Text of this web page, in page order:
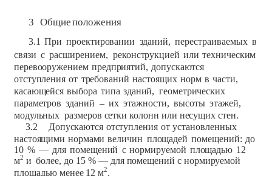
3 Общиеположения
3.1 При проектировании зданий, перестраиваемых в
связи с расширением, реконструкцией или техническим
перевооружением предприятий, допускаются
отступления от требований настоящих норм в части,
касающейся выбора типа зданий, геометрических
параметров зданий – их этажности, высоты этажей,
модульных размеров сетки колонн или несущих стен.
3.2
Допускаются отступления от установленных
настоящими нормами величин площадей помещений: до
10 % — для помещений с нормируемой площадью 12
м2 и более, до 15 % — для помещений снормируемой
площадью менее 12 м2.